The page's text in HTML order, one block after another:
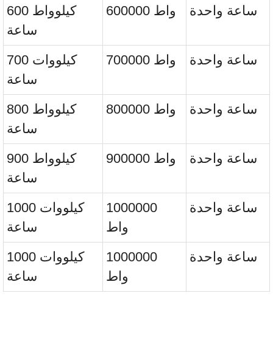
600 كيلوواط
ساعة
600000 واط ساعة واحدة
700 كيلووات
ساعة
700000 واط ساعة واحدة
800 كيلوواط
ساعة
800000 واط ساعة واحدة
900 كيلوواط
ساعة
900000 واط ساعة واحدة
1000 كيلووات
ساعة
1000000
واط
ساعة واحدة
1000 كيلووات
ساعة
1000000
واط
ساعة واحدة